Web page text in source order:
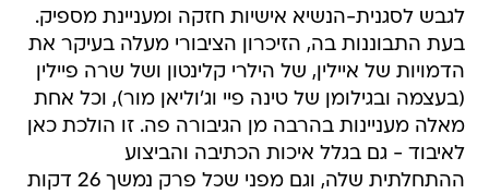
לגבש לסגנית-הנשיא אישיות חזקה ומעניינת מספיק.
בעת התבוננות בה, הזיכרון הציבורי מעלה בעיקר את
הדמויות של איילין, של הילרי קלינטון ושל שרה פיילין
(בעצמה ובגילומן של טינה פיי וג'וליאן מור), וכל אחת
מאלה מעניינות בהרבה מן הגיבורה פה. זו הולכת כאן
לאיבוד - גם בגלל איכות הכתיבה והביצוע
ההתחלתית שלה, וגם מפני שכל פרק נמשך 26 דקות